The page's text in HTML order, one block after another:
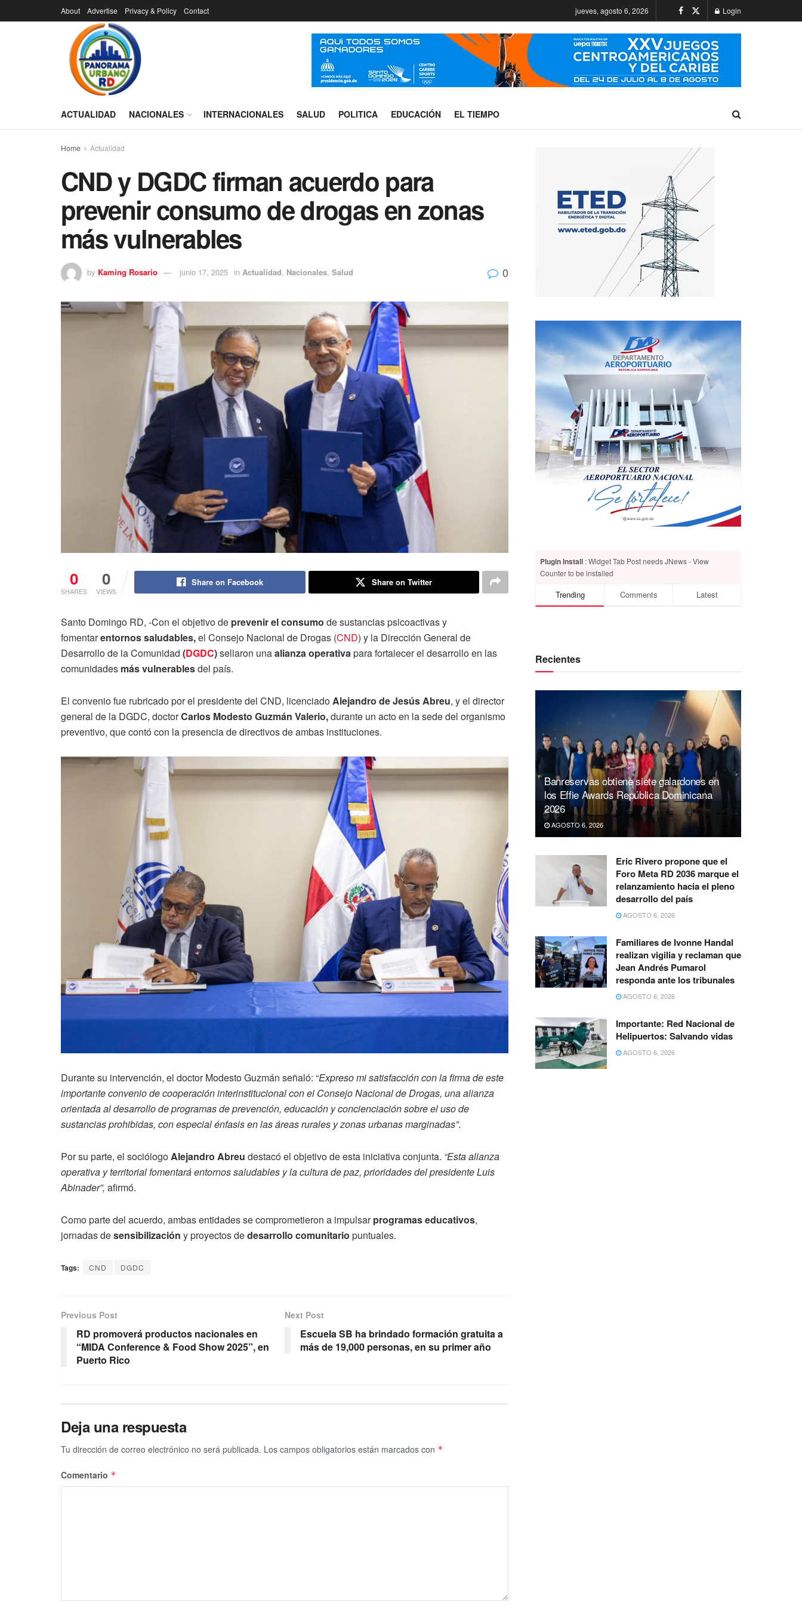
About Advertise Privacy & Policy Contact jueves, agosto 6, 2026 Login
ACTUALIDAD NACIONALES INTERNACIONALES SALUD POLITICA EDUCACIÓN EL TIEMPO
Home Actualidad
CND y DGDC firman acuerdo para
prevenir consumo de drogas en zonas
más vulnerables
by Kaming Rosario junio 17, 2025 in Actualidad, Nacionales, Salud 0
0
SHARES
0
VIEWS
Share on Facebook Share on Twitter
Santo Domingo RD, -Con el objetivo de prevenir el consumo de sustancias psicoactivas y
fomentarentornos saludables,el Consejo Nacional de Drogas (CND) y la Dirección General de
Desarrollo de la Comunidad (DGDC)sellaron unaalianza operativapara fortalecer el desarrollo en las
comunidades más vulnerablesdel país.
El convenio fue rubricado por el presidente del CND, licenciadoAlejandro de Jesús Abreu, y el director
general de la DGDC, doctorCarlos Modesto Guzmán Valerio,durante un acto en la sede del organismo
preventivo, que contó con la presencia de directivos de ambas instituciones.
Durante su intervención, el doctor Modesto Guzmán señaló: “Expreso mi satisfacción con la firma de este
importante convenio de cooperación interinstitucional con el Consejo Nacional de Drogas, una alianza
orientada al desarrollo de programas de prevención, educación y concienciación sobre el uso de
sustancias prohibidas, con especial énfasis en las áreas rurales y zonas urbanas marginadas”.
Por su parte, el sociólogoAlejandro Abreu destacó el objetivo de esta iniciativa conjunta. “Esta alianza
operativa y territorial fomentará entornos saludables y la cultura de paz, prioridades del presidente Luis
Abinader”, afirmó.
Como parte del acuerdo, ambas entidades se comprometieron a impulsarprogramas educativos,
jornadas desensibilización y proyectos dedesarrollo comunitario puntuales.
Tags: CND DGDC
Previous Post
RD promoverá productos nacionales en
“MIDA Conference & Food Show 2025”, en
Puerto Rico
Next Post
Escuela SB ha brindado formación gratuita a
más de 19,000 personas, en su primer año
Deja una respuesta
Tu dirección de correo electrónico no será publicada. Los campos obligatorios están marcados con *
Comentario *
Plugin Install : Widget Tab Post needs JNews - View
Counter to be installed
Trending Comments Latest
Recientes
Banreservas obtiene siete galardones en
los Effie Awards República Dominicana
2026
AGOSTO 6, 2026
Eric Rivero propone que el
Foro Meta RD 2036 marque el
relanzamiento hacia el pleno
desarrollo del país
AGOSTO 6, 2026
Familiares de Ivonne Handal
realizan vigilia y reclaman que
Jean Andrés Pumarol
responda ante los tribunales
AGOSTO 6, 2026
Importante: Red Nacional de
Helipuertos: Salvando vidas
AGOSTO 6, 2026